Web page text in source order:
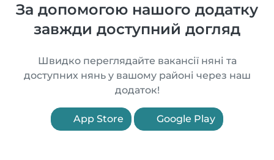
За допомогою нашого додатку
завжди доступний догляд
Швидко переглядайте вакансії няні та
доступних нянь у вашому районі через наш
додаток!
App Store Google Play